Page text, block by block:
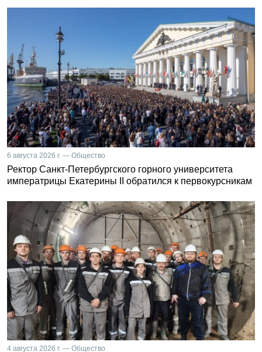
6 августа 2026 г. — Общество
Ректор Санкт-Петербургского горного университета
императрицы Екатерины II обратился к первокурсникам
4 августа 2026 г. — Общество